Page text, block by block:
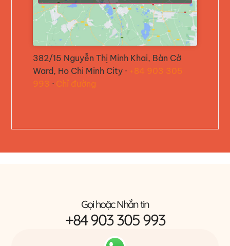
382/15 Nguyễn Thị Minh Khai, Bàn Cờ
Ward, Ho Chi Minh City· +84 903 305
993 · Chỉ đường
Gọi hoặc Nhắn tin
+84 903 305 993